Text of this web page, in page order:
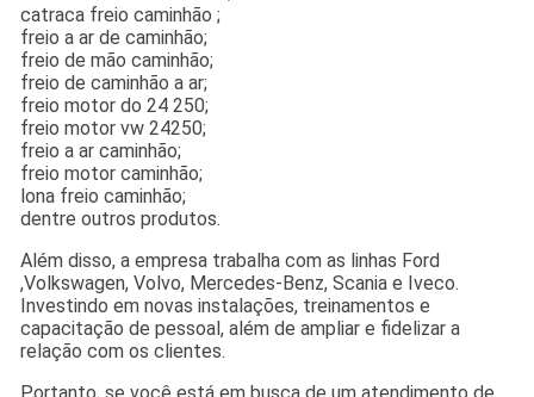
catraca freio caminhão ;
freio a ar de caminhão;
freio de mão caminhão;
freio de caminhão a ar;
freio motor do 24 250;
freio motor vw 24250;
freio a ar caminhão;
freio motor caminhão;
lona freio caminhão;
dentre outros produtos.
Além disso, a empresa trabalha com as linhas Ford
,Volkswagen, Volvo, Mercedes-Benz, Scania e Iveco.
Investindo em novas instalações, treinamentos e
capacitação de pessoal, além de ampliar e fidelizar a
relação com os clientes.
Portanto, se você está em busca de um atendimento de